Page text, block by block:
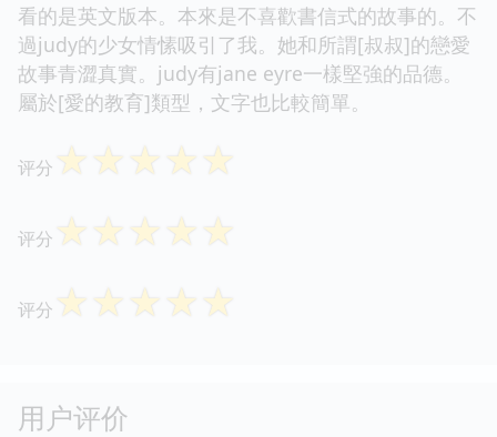
看的是英文版本。本來是不喜歡書信式的故事的。不
過judy的少女情愫吸引了我。她和所謂[叔叔]的戀愛
故事青澀真實。judy有jane eyre一樣堅強的品德。
屬於[愛的教育]類型，文字也比較簡單。
评分 ☆☆☆☆☆
评分 ☆☆☆☆☆
评分 ☆☆☆☆☆
用户评价